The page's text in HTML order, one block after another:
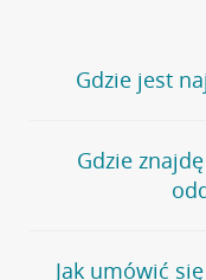
Gdzie jest
Jeśli szukasz
stronęPlacówki i
wygodna
oddziałów
Gdzie
Bank Credit Agricole
Jak umówić